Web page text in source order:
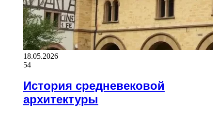
18.05.2026
54
История средневековой
архитектуры